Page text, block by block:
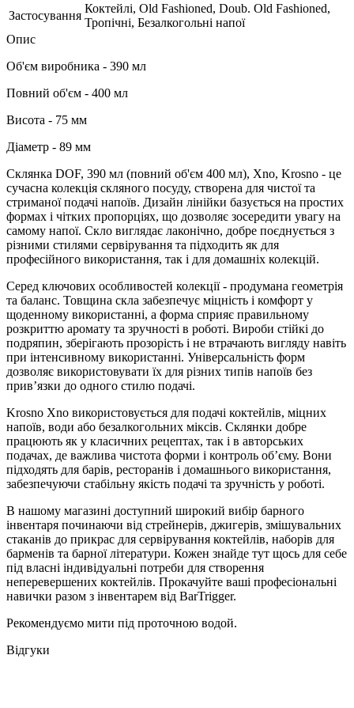
Застосування
Коктейлі, Old Fashioned, Doub. Old Fashioned,
Тропічні, Безалкогольні напої
Опис
Об'єм виробника - 390 мл
Повний об'єм - 400 мл
Висота - 75 мм
Діаметр - 89 мм
Склянка DOF, 390 мл (повний об'єм 400 мл), Xno, Krosno - це
сучасна колекція скляного посуду, створена для чистої та
стриманої подачі напоїв. Дизайн лінійки базується на простих
формах і чітких пропорціях, що дозволяє зосередити увагу на
самому напої. Скло виглядає лаконічно, добре поєднується з
різними стилями сервірування та підходить як для
професійного використання, так і для домашніх колекцій.
Серед ключових особливостей колекції - продумана геометрія
та баланс. Товщина скла забезпечує міцність і комфорт у
щоденному використанні, а форма сприяє правильному
розкриттю аромату та зручності в роботі. Вироби стійкі до
подряпин, зберігають прозорість і не втрачають вигляду навіть
при інтенсивному використанні. Універсальність форм
дозволяє використовувати їх для різних типів напоїв без
прив’язки до одного стилю подачі.
Krosno Xno використовується для подачі коктейлів, міцних
напоїв, води або безалкогольних міксів. Склянки добре
працюють як у класичних рецептах, так і в авторських
подачах, де важлива чистота форми і контроль об’єму. Вони
підходять для барів, ресторанів і домашнього використання,
забезпечуючи стабільну якість подачі та зручність у роботі.
В нашому магазині доступний широкий вибір барного
інвентаря починаючи від стрейнерів, джигерів, змішувальних
стаканів до прикрас для сервірування коктейлів, наборів для
барменів та барної літератури. Кожен знайде тут щось для себе
під власні індивідуальні потреби для створення
неперевершених коктейлів. Прокачуйте ваші професіональні
навички разом з інвентарем від BarTrigger.
Рекомендуємо мити під проточною водой.
Відгуки